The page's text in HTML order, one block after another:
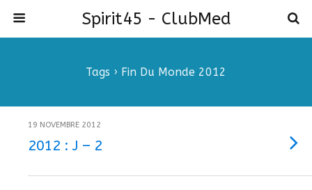
Spirit45 - ClubMed
Tags › Fin Du Monde 2012
19 NOVEMBRE 2012
2012 : J – 2